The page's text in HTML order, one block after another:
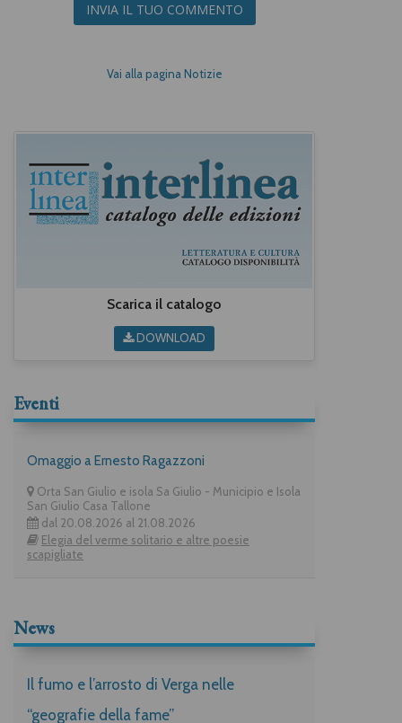
INVIA IL TUO COMMENTO
Vai alla pagina Notizie
Scarica il catalogo
DOWNLOAD
Eventi
Omaggio a Ernesto Ragazzoni
Orta San Giulio e isola Sa Giulio - Municipio e Isola
San Giulio Casa Tallone
dal 20.08.2026 al 21.08.2026
Elegia del verme solitario e altre poesie
scapigliate
News
Il fumo e l’arrosto di Verga nelle
“geografie della fame”